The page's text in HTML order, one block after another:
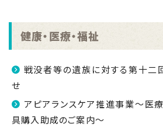
健康・医療・福祉
戦没者等の遺族に対する第十二
せ
アピアランスケア推進事業～医
具購入助成のご案内～